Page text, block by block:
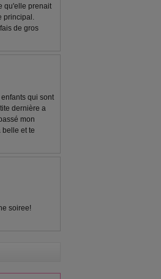
qu'elle prenait
principal.
de gros
qui sont
dernière a
mon
belle et te
soiree!